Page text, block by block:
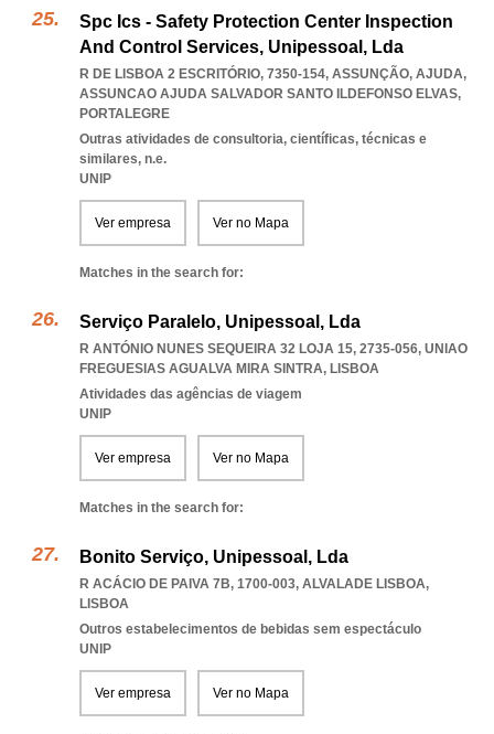
Spc Ics - Safety Protection Center Inspection
And Control Services, Unipessoal, Lda
R DE LISBOA 2 ESCRITÓRIO, 7350-154, ASSUNÇÃO, AJUDA,
ASSUNCAO AJUDA SALVADOR SANTO ILDEFONSO ELVAS,
PORTALEGRE
Outras atividades de consultoria, científicas, técnicas e
similares, n.e.
UNIP
Ver empresa Ver no Mapa
Matches in the search for:
Serviço Paralelo, Unipessoal, Lda
R ANTÓNIO NUNES SEQUEIRA 32 LOJA 15, 2735-056, UNIAO
FREGUESIAS AGUALVA MIRA SINTRA, LISBOA
Atividades das agências de viagem
UNIP
Ver empresa Ver no Mapa
Matches in the search for:
Bonito Serviço, Unipessoal, Lda
R ACÁCIO DE PAIVA 7B, 1700-003, ALVALADE LISBOA,
LISBOA
Outros estabelecimentos de bebidas sem espectáculo
UNIP
Ver empresa Ver no Mapa